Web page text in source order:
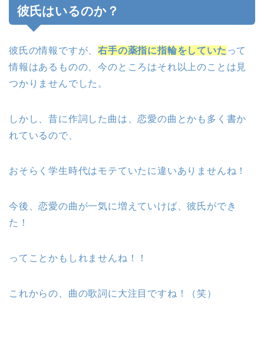
彼氏はいるのか？
彼氏の情報ですが、右手の薬指に指輪をしていた って
情報はあるものの、今のところはそれ以上のことは見
つかりませんでした。
しかし、昔に作詞した曲は、恋愛の曲とかも多く書か
れているので、
おそらく学生時代はモテていたに違いありませんね！
今後、恋愛の曲が一気に増えていけば、彼氏ができ
た！
ってことかもしれませんね！！
これからの、曲の歌詞に大注目ですね！（笑）